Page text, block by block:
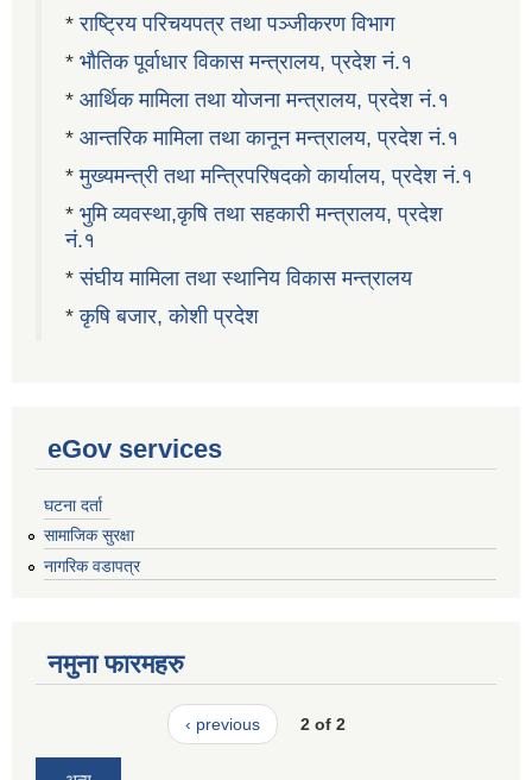
*राष्ट्रिय परिचयपत्र तथा पञ्जीकरण विभाग
* भौतिक पूर्वाधार विकास मन्त्रालय, प्रदेश नं.१
* आर्थिक मामिला तथा योजना मन्त्रालय, प्रदेश नं.१
* आन्तरिक मामिला तथा कानून मन्त्रालय, प्रदेश नं.१
*मुख्यमन्त्री तथा मन्त्रिपरिषदको कार्यालय, प्रदेश नं.१
* भुमि व्यवस्था,कृषि तथा सहकारी मन्त्रालय, प्रदेश
नं.१
*संघीय मामिला तथा स्थानिय विकास मन्त्रालय
*कृषि बजार, कोशी प्रदेश
eGov services
घटना दर्ता
सामाजिक सुरक्षा
नागरिक वडापत्र
नमुना फारमहरु
‹ previous 2 of 2